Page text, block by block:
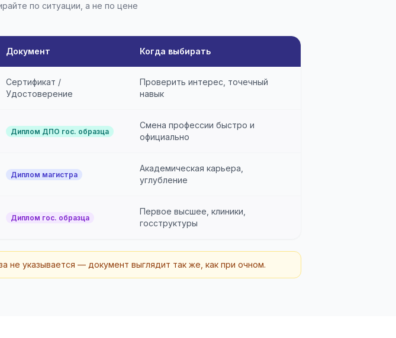
по ситуации, а не по цене
Документ Когда выбирать
Сертификат /
Удостоверение
Проверить интерес, точечный
навык
Диплом ДПО гос. образца
Смена профессии быстро и
официально
Диплом магистра
Академическая карьера,
углубление
Диплом гос. образца
Первое высшее, клиники,
госструктуры
не указывается — документ выглядит так же, как при очном.